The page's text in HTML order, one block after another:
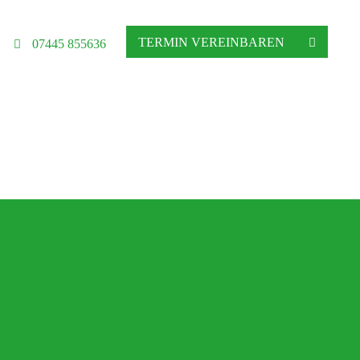
07445 855636 TERMIN VEREINBAREN
in Altensteig